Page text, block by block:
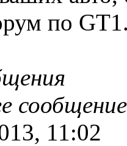
по
сообщение
11:02